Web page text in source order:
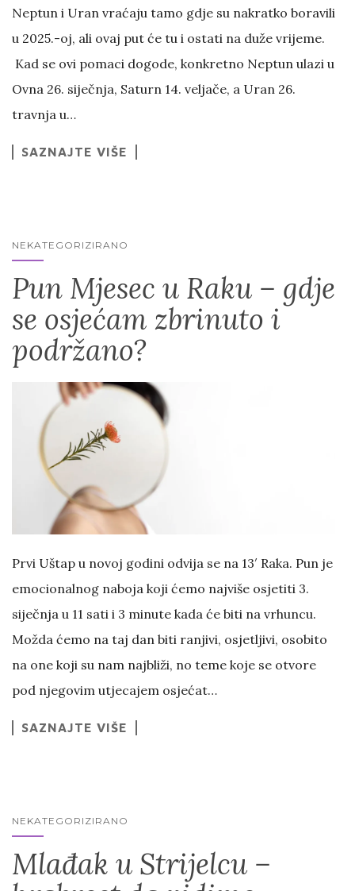
Neptun i Uran vraćaju tamo gdje su nakratko boravili
u 2025.-oj, ali ovaj put će tu i ostati na duže vrijeme.
Kad se ovi pomaci dogode, konkretno Neptun ulazi u
Ovna 26. siječnja, Saturn 14. veljače, a Uran 26.
travnja u…
SAZNAJTE VIŠE
NEKATEGORIZIRANO
Pun Mjesec u Raku – gdje
se osjećam zbrinuto i
podržano?
Prvi Uštap u novoj godini odvija se na 13′ Raka. Pun je
emocionalnog naboja koji ćemo najviše osjetiti 3.
siječnja u 11 sati i 3 minute kada će biti na vrhuncu.
Možda ćemo na taj dan biti ranjivi, osjetljivi, osobito
na one koji su nam najbliži, no teme koje se otvore
pod njegovim utjecajem osjećat…
SAZNAJTE VIŠE
NEKATEGORIZIRANO
Mlađak u Strijelcu –